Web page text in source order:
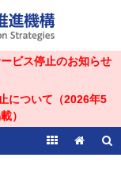
ビス停止のお知らせ
について（2026年5
）